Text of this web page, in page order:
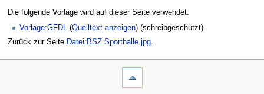
Die folgende Vorlage wird auf dieser Seite verwendet:
Vorlage:GFDL
(Quelltext anzeigen) (schreibgeschützt)
Zurück zur Seite Datei:BSZ Sporthalle.jpg.